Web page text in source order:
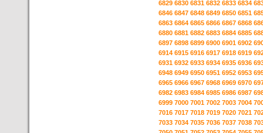
6829 6830 6831 6832 6833 6834
6846 6847 6848 6849 6850 6851
6863 6864 6865 6866 6867 6868
6880 6881 6882 6883 6884 6885
6897 6898 6899 6900 6901 6902
6914 6915 6916 6917 6918 6919
6931 6932 6933 6934 6935 6936
6948 6949 6950 6951 6952 6953
6965 6966 6967 6968 6969 6970
6982 6983 6984 6985 6986 6987
6999 7000 7001 7002 7003 7004
7016 7017 7018 7019 7020 7021
7033 7034 7035 7036 7037 7038